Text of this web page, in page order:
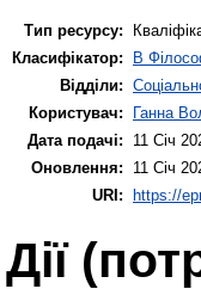
Тип ресурсу:
Класифікатор:
B
Відділи:
Користувач:
Ганна
Дата подачі:
11 Січ
Оновлення:
11 Січ
URI: https://
Дії